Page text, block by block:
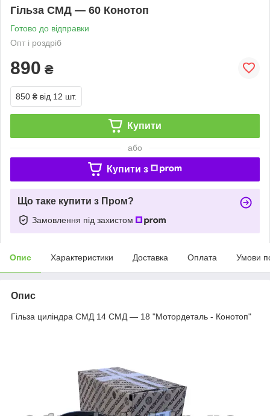
Гільза СМД — 60 Конотоп
Готово до відправки
Опт і роздріб
890 ₴
850 ₴ від 12 шт.
Купити
або
Купити з
Що таке купити з Пром?
Замовлення під захистом
Опис Характеристики Доставка Оплата Умови
Опис
Гільза циліндра СМД 14 СМД — 18 "Мотордеталь - Конотоп"